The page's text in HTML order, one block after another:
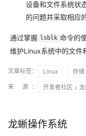
设备和文件系统状
的问题并采取相应
通过掌握 lsblk 命令的
维护Linux系统中的文件
文章标签： Linux 存储
来 源：
开发者社区 >
龙蜥操作系统